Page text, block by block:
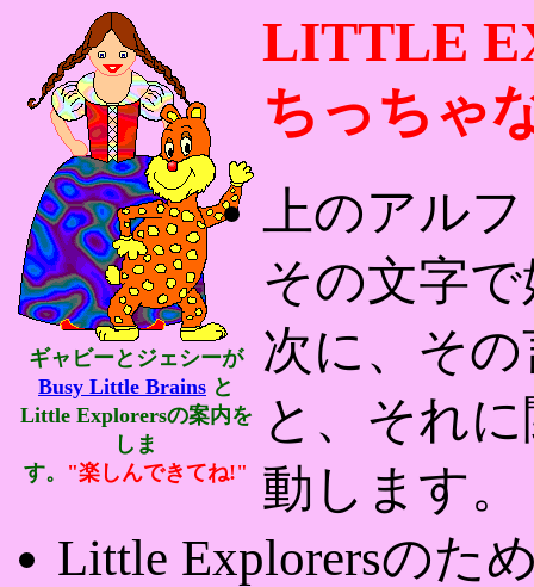
ギャビーとジェシーが
Busy Little Brains と
Little Explorersの案内を
しま
す。 "楽しんできてね!"
LITTLE
ちっちゃ
上のアル
その文字
次に、そ
と、それ
動します。
Little Explorersのた